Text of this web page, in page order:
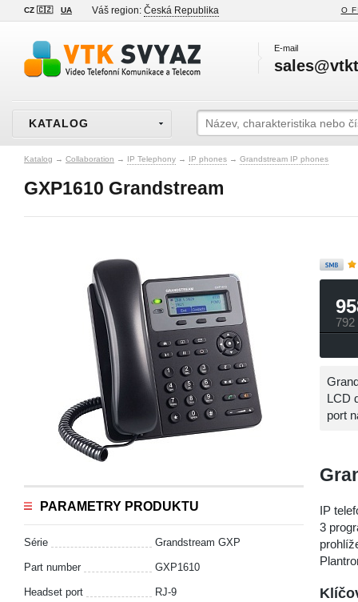
CZ 🇨🇿 UA Váš region: Česká Republika O
E-mail
KATALOG
Katalog → Collaboration → IP Telephony → IP phones → Grandstream IP phones
GXP1610 Grandstream
PARAMETRY PRODUKTU
Série Grandstream GXP
Part number GXP1610
Headset port RJ-9
LCD
port
IP
3